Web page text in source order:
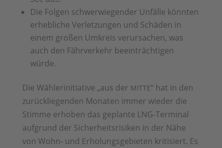
Die Folgen schwerwiegender Unfälle könnten
erhebliche Verletzungen und Schäden in
einem großen Umkreis verursachen, was
auch den Fährverkehr beeinträchtigen
würde.
Die Wählerinitiative „aus der MITTE“ hat in den
zurückliegenden Monaten immer wieder die
Stimme erhoben das geplante LNG-Terminal
aufgrund der Sicherheitsrisiken in der Nähe
von Wohn- und Erholungsgebieten kritisiert. Es